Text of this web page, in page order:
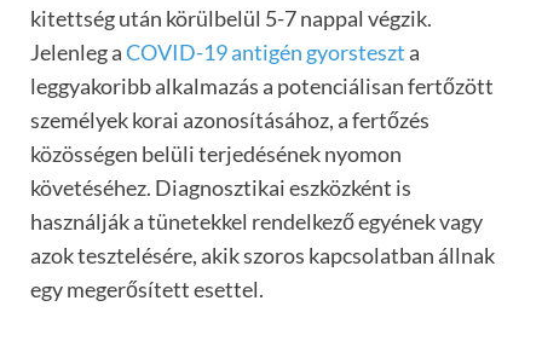
kitettség után körülbelül 5-7 nappal végzik.
Jelenleg aCOVID-19 antigén gyorsteszt a
leggyakoribb alkalmazás a potenciálisan fertőzött
személyek korai azonosításához, a fertőzés
közösségen belüli terjedésének nyomon
követéséhez. Diagnosztikai eszközként is
használják a tünetekkel rendelkező egyének vagy
azok tesztelésére, akik szoros kapcsolatban állnak
egy megerősített esettel.